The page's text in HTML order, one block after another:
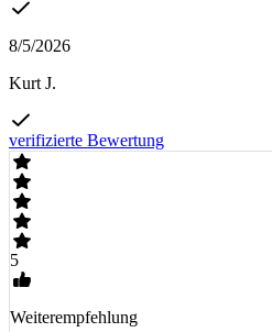
8/5/2026
Kurt J.
verifizierte Bewertung
5
Weiterempfehlung